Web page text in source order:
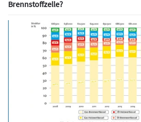
Brennstoffzelle?